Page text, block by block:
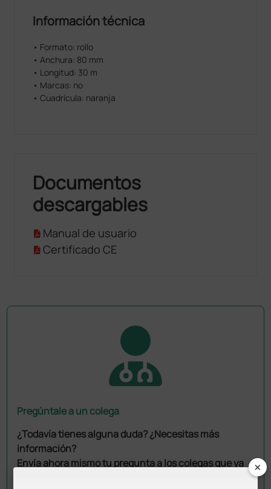
Información técnica
• Formato: rollo
• Anchura: 80 mm
• Longitud: 30 m
• Marcas: no
• Cuadrícula: naranja
Documentos
descargables
Manual de usuario
Certificado CE
Pregúntale a un colega
¿Todavía tienes alguna duda? ¿Necesitas más
información?
Envía ahora mismo tu pregunta a los colegas que ya
×